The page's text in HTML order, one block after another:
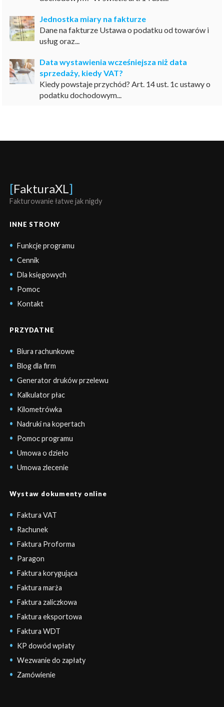
Jednostka miary na fakturze
Dane na fakturze Ustawa o podatku od towarów i
usług oraz...
Data wystawienia wcześniejsza niż data
sprzedaży, kiedy VAT?
Kiedy powstaje przychód? Art. 14 ust. 1c ustawy o
podatku dochodowym...
[FakturaXL ]
Fakturowanie łatwe jak nigdy
INNE STRONY
Funkcje programu
Cennik
Dla księgowych
Pomoc
Kontakt
PRZYDATNE
Biura rachunkowe
Blog dla firm
Generator druków przelewu
Kalkulator płac
Kilometrówka
Nadruki na kopertach
Pomoc programu
Umowa o dzieło
Umowa zlecenie
Wystaw dokumenty online
Faktura VAT
Rachunek
Faktura Proforma
Paragon
Faktura korygująca
Faktura marża
Faktura zaliczkowa
Faktura eksportowa
Faktura WDT
KP dowód wpłaty
Wezwanie do zapłaty
Zamówienie